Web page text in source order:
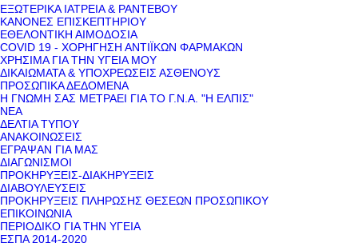
ΕΞΩΤΕΡΙΚΑ ΙΑΤΡΕΙΑ & ΡΑΝΤΕΒΟΥ
ΚΑΝΟΝΕΣ ΕΠΙΣΚΕΠΤΗΡΙΟΥ
ΕΘΕΛΟΝΤΙΚΗ ΑΙΜΟΔΟΣΙΑ
COVID 19 - ΧΟΡΗΓΗΣΗ ΑΝΤΙΪΚΩΝ ΦΑΡΜΑΚΩΝ
ΧΡΗΣΙΜΑ ΓΙΑ ΤΗΝ ΥΓΕΙΑ ΜΟΥ
ΔΙΚΑΙΩΜΑΤΑ & ΥΠΟΧΡΕΩΣΕΙΣ ΑΣΘΕΝΟΥΣ
ΠΡΟΣΩΠΙΚΑ ΔΕΔΟΜΕΝΑ
Η ΓΝΩΜΗ ΣΑΣ ΜΕΤΡΑΕΙ ΓΙΑ ΤΟ Γ.Ν.Α. "Η ΕΛΠΙΣ"
ΝΕΑ
ΔΕΛΤΙΑ ΤΥΠΟΥ
ΑΝΑΚΟΙΝΩΣΕΙΣ
ΕΓΡΑΨΑΝ ΓΙΑ ΜΑΣ
ΔΙΑΓΩΝΙΣΜΟΙ
ΠΡΟΚΗΡΥΞΕΙΣ-ΔΙΑΚΗΡΥΞΕΙΣ
ΔΙΑΒΟΥΛΕΥΣΕΙΣ
ΠΡΟΚΗΡΥΞΕΙΣ ΠΛΗΡΩΣΗΣ ΘΕΣΕΩΝ ΠΡΟΣΩΠΙΚΟΥ
ΕΠΙΚΟΙΝΩΝΙΑ
ΠΕΡΙΟΔΙΚΟ ΓΙΑ ΤΗΝ ΥΓΕΙΑ
ΕΣΠΑ 2014-2020